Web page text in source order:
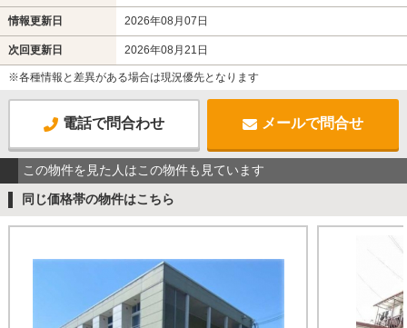
情報更新日 2026年08月07日
次回更新日 2026年08月21日
※各種情報と差異がある場合は現況優先となります
電話で問合わせ メールで問合せ
この物件を見た人はこの物件も見ています
同じ価格帯の物件はこちら